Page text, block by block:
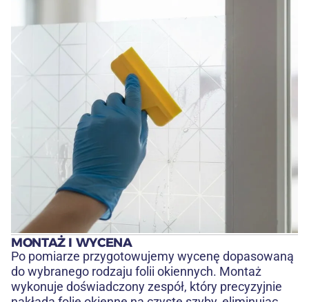
MONTAŻ I WYCENA
Po pomiarze przygotowujemy wycenę dopasowaną
do wybranego rodzaju folii okiennych. Montaż
wykonuje doświadczony zespół, który precyzyjnie